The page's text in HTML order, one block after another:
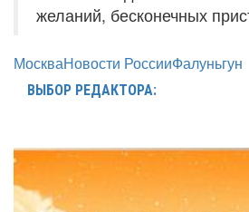
желаний, бесконечных
МоскваНовости РоссииФалуньгун
ВЫБОР РЕДАКТОРА: